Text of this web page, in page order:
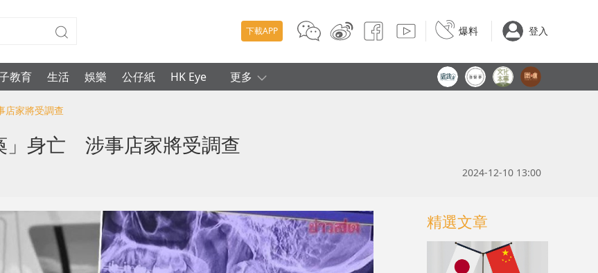
下載APP 爆料 登入
教育 生活 娛樂 公仔紙 HK Eye 更多
家將受調查
」身亡 涉事店家將受調查
2024-12-10 13:00
精選文章